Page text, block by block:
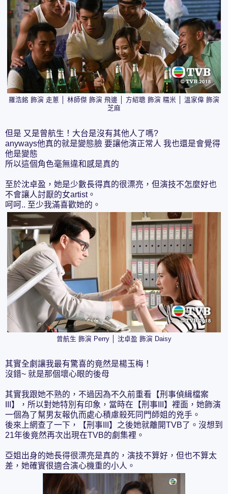
羅浩銘 飾演 走蔥 │ 林師傑 飾演 飛邊 │ 方紹聰 飾演 糯米 │ 溫家偉 飾演
芝麻
但是 又是曾航生！大台是沒有其他人了嗎?
anyways他真的就是變態臉 要讓他演正常人 我也還是會覺得
他是變態
所以這個角色毫無違和感是真的
至於沈卓盈，她是少數長得真的很漂亮，但演技不怎麼好也
不會讓人討厭的女artist。
呵呵.. 至少我滿喜歡她的。
曾航生 飾演 Perry │ 沈卓盈 飾演 Daisy
其實全劇讓我最有驚喜的竟然是楊玉梅！
沒錯~ 就是那個壞心眼的後母
其實我跟她不熟的，不過因為不久前重看【刑事偵緝檔案
III】，所以對她特別有印象，當時在【刑事III】裡面，她飾演
一個為了幫男友報仇而處心積慮殺死同門師姐的兇手。
後來上網查了一下，【刑事III】之後她就離開TVB了。沒想到
21年後竟然再次出現在TVB的劇集裡。
亞姐出身的她長得很漂亮是真的，演技不算好，但也不算太
差，她確實很適合演心機重的小人。